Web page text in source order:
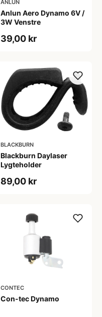
ANLUN
Anlun Aero Dynamo 6V /
3W Venstre
39,00 kr
BLACKBURN
Blackburn Daylaser
Lygteholder
89,00 kr
CONTEC
Con-tec Dynamo